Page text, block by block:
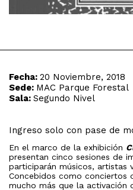
Fecha: 20 Noviembre, 2018
Sede: MAC Parque Forestal
Sala: Segundo Nivel
Ingreso solo con pase de
En el marco de la exhibición
presentan cinco sesiones de
participarán músicos, artistas
Concebidos como conciertos
mucho más que la activación